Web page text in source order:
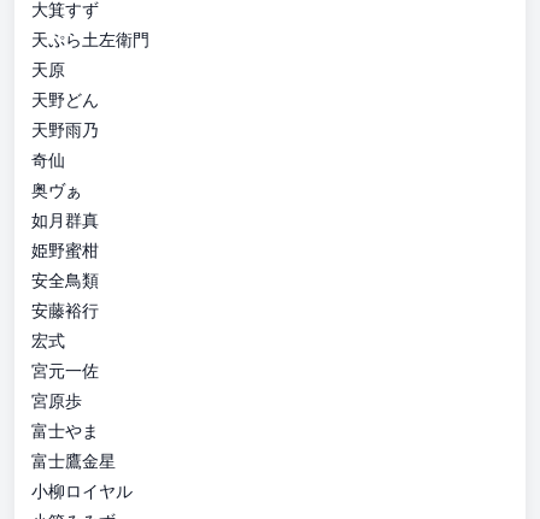
大箕すず
天ぷら土左衛門
天原
天野どん
天野雨乃
奇仙
奥ヴぁ
如月群真
姫野蜜柑
安全鳥類
安藤裕行
宏式
宮元一佐
宮原歩
富士やま
富士鷹金星
小柳ロイヤル